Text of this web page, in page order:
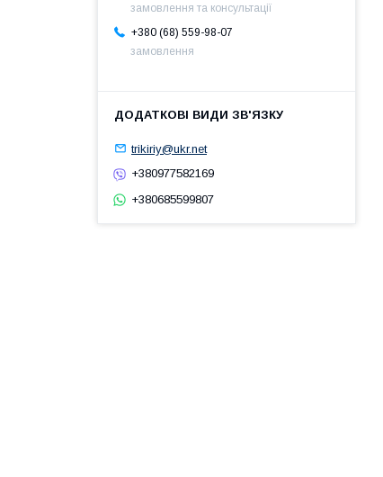
замовлення та консультації
+380 (68) 559-98-07
замовлення
trikiriy@ukr.net
+380977582169
+380685599807